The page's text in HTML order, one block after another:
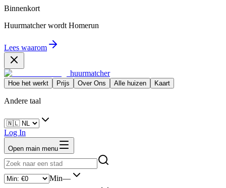
Binnenkort
Huurmatcher wordt Homerun
Lees waarom
huurmatcher
Hoe het werkt Prijs Over Ons Alle huizen Kaart
Andere taal
Log In
Open main menu
Min—